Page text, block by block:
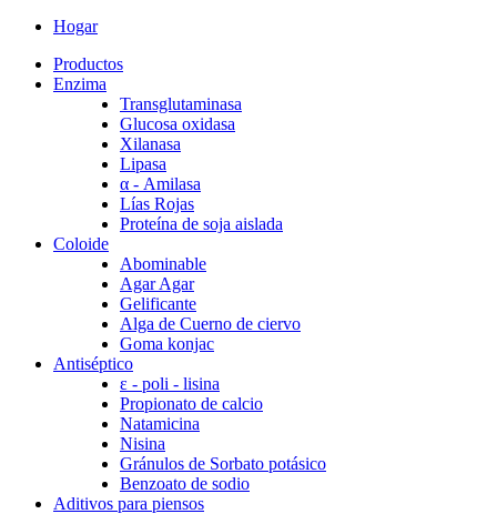
Hogar
Productos
Enzima
Transglutaminasa
Glucosa oxidasa
Xilanasa
Lipasa
α - Amilasa
Lías Rojas
Proteína de soja aislada
Coloide
Abominable
Agar Agar
Gelificante
Alga de Cuerno de ciervo
Goma konjac
Antiséptico
ε - poli - lisina
Propionato de calcio
Natamicina
Nisina
Gránulos de Sorbato potásico
Benzoato de sodio
Aditivos para piensos